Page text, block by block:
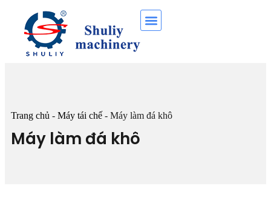
Trang chủ - Máy tái chế - Máy làm đá khô
Máy làm đá khô